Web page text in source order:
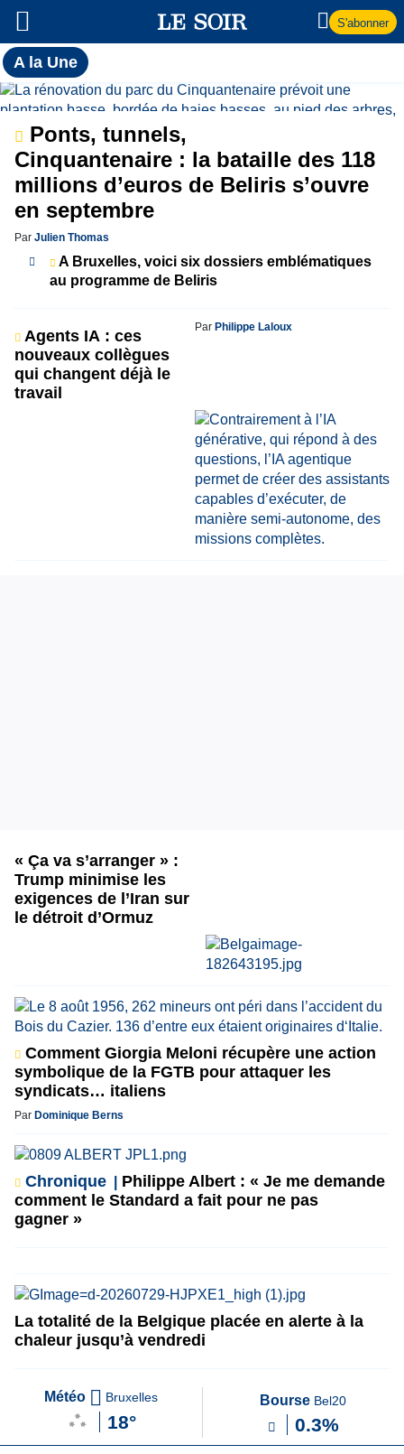
S'abonner
A la UneToutes
l'actualité
du Soir
A
la
Une
Ponts, tunnels,
Cinquantenaire : la bataille des 118
millions d’euros de Beliris s’ouvre
en septembre
Par Julien Thomas
A Bruxelles, voici six dossiers emblématiques
au programme de Beliris
Agents IA : ces
nouveaux collègues
qui changent déjà le
travail
Par Philippe Laloux
« Ça va s’arranger » :
Trump minimise les
exigences de l’Iran sur
le détroit d’Ormuz
Comment Giorgia Meloni récupère une action
symbolique de la FGTB pour attaquer les
syndicats… italiens
Par Dominique Berns
Chronique
Philippe Albert : « Je me demande
comment le Standard a fait pour ne pas
gagner »
La totalité de la Belgique placée en alerte à la
chaleur jusqu’à vendredi
Météo Bruxelles
18°
Bourse Bel20
0.3%